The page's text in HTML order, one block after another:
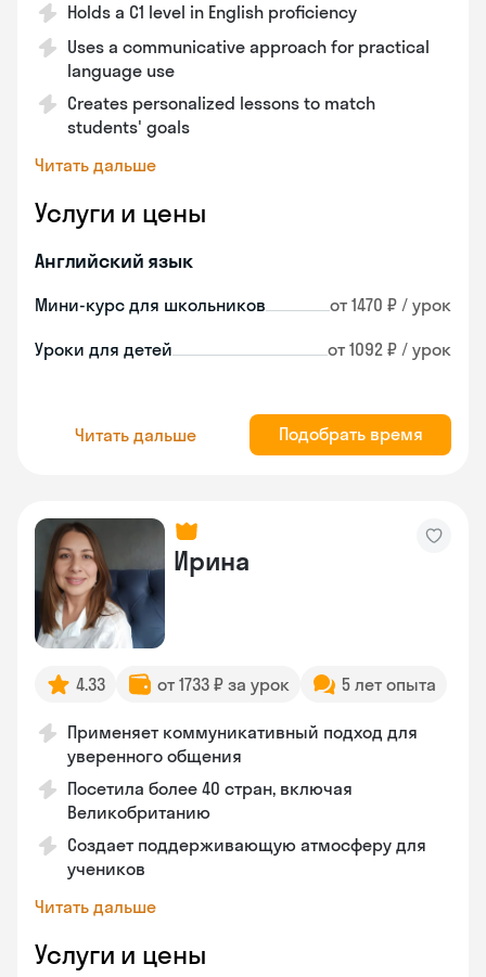
Holds a C1 level in English proficiency
Uses a communicative approach for practical
language use
Creates personalized lessons to match
students' goals
Читать дальше
Услуги и цены
Английский язык
Мини-курс для школьников от 1470 ₽ / урок
Уроки для детей от 1092 ₽ / урок
Читать дальше Подобрать время
Ирина
4.33 от 1733 ₽ за урок 5 лет опыта
Применяет коммуникативный подход для
уверенного общения
Посетила более 40 стран, включая
Великобританию
Создает поддерживающую атмосферу для
учеников
Читать дальше
Услуги и цены